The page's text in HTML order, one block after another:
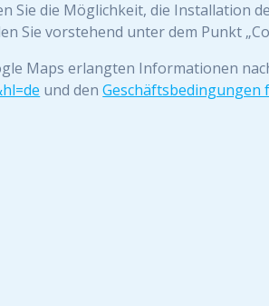
Sie die Möglichkeit, die Installation
Sie vorstehend unter dem Punkt
Maps erlangten Informationen
und denGeschäftsbedingungen